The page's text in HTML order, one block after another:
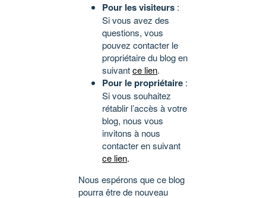
Pour les visiteurs :
Si vous avez des
questions, vous
pouvez contacter le
propriétaire du blog en
suivantce lien.
Pour le propriétaire :
Si vous souhaitez
rétablir l’accès à votre
blog, nous vous
invitons à nous
contacter en suivant
ce lien.
Nous espérons que ce blog
pourra être de nouveau